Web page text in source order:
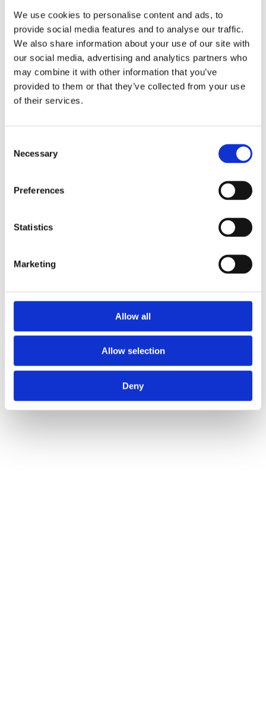
We use cookies to personalise content and ads, to
provide social media features and to analyse our traffic.
We also share information about your use of our site with
our social media, advertising and analytics partners who
may combine it with other information that you’ve
provided to them or that they’ve collected from your use
of their services.
Selection
Necessary
Preferences
Statistics
Marketing
Allow all
Allow selection
Deny